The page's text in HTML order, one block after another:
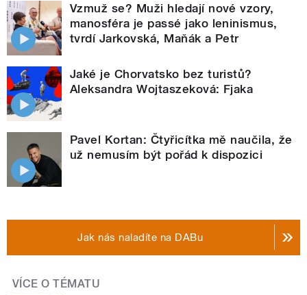
Vzmuž se? Muži hledají nové vzory,
manosféra je passé jako leninismus,
tvrdí Jarkovská, Maňák a Petr
Jaké je Chorvatsko bez turistů?
Aleksandra Wojtaszeková: Fjaka
Pavel Kortan: Čtyřicítka mě naučila, že
už nemusím být pořád k dispozici
Jak nás naladíte na DABu
VÍCE O TÉMATU